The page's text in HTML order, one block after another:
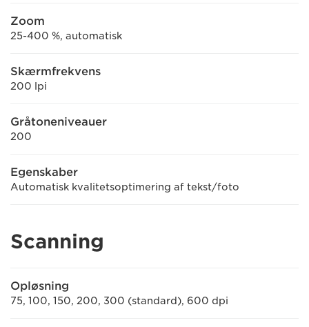
Zoom
25-400 %, automatisk
Skærmfrekvens
200 lpi
Gråtoneniveauer
200
Egenskaber
Automatisk kvalitetsoptimering af tekst/foto
Scanning
Opløsning
75, 100, 150, 200, 300 (standard), 600 dpi